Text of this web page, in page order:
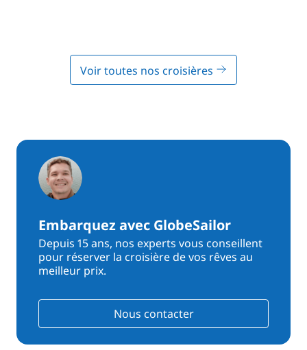
Voir toutes nos croisières
Embarquez avec GlobeSailor
Depuis 15 ans, nos experts vous conseillent
pour réserver la croisière de vos rêves au
meilleur prix.
Nous contacter